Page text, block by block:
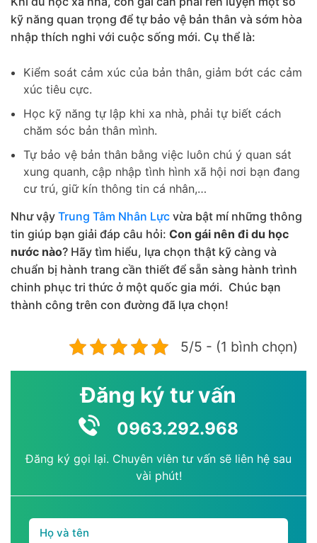
kỹ năng quan trọng để tự bảo vệ bản thân và sớm hòa
nhập thích nghi với cuộc sống mới. Cụ thể là:
Kiểm soát cảm xúc của bản thân, giảm bớt các cảm
xúc tiêu cực.
Học kỹ năng tự lập khi xa nhà, phải tự biết cách
chăm sóc bản thân mình.
Tự bảo vệ bản thân bằng việc luôn chú ý quan sát
xung quanh, cập nhập tình hình xã hội nơi bạn đang
cư trú, giữ kín thông tin cá nhân,…
Như vậy Trung Tâm Nhân Lực vừa bật mí những thông
tin giúp bạn giải đáp câu hỏi: Con gái nên đi du học
nước nào? Hãy tìm hiểu, lựa chọn thật kỹ càng và
chuẩn bị hành trang cần thiết để sẵn sàng hành trình
chinh phục tri thức ở một quốc gia mới. Chúc bạn
thành công trên con đường đã lựa chọn!
5/5 - (1 bình chọn)
Đăng ký tư vấn
0963.292.968
Đăng ký gọi lại. Chuyên viên tư vấn sẽ liên hệ sau
vài phút!